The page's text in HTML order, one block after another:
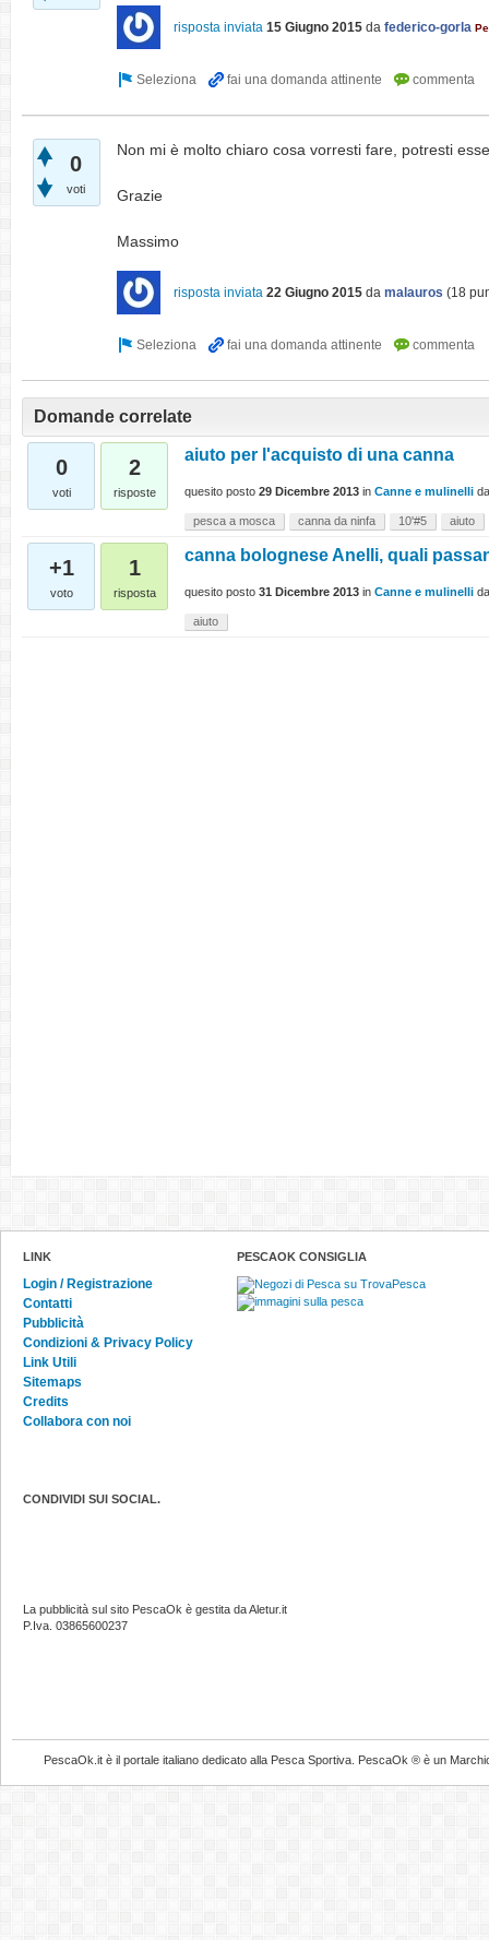
risposta inviata 15 Giugno 2015 da federico-gorla
0
voti
Non mi è molto chiaro cosa vorresti fare, potresti
Grazie
Massimo
risposta inviata 22 Giugno 2015 da malauros (18
Domande correlate
0
voti
2
risposte
aiuto per l'acquisto di una canna
quesito posto 29 Dicembre 2013 in Canne e mulinelli
pesca a mosca canna da ninfa 10'#5 aiuto
+1
voto
1
risposta
canna bolognese Anelli, quali
quesito posto 31 Dicembre 2013 in Canne e mulinelli
aiuto
LINK
Login / Registrazione
Contatti
Pubblicità
Condizioni & Privacy Policy
Link Utili
Sitemaps
Credits
Collabora con noi
PESCAOK CONSIGLIA
CONDIVIDI SUI SOCIAL.
La pubblicità sul sito PescaOk è gestita da Aletur.it
P.Iva. 03865600237
PescaOk.it è il portale italiano dedicato alla Pesca Sportiva. PescaOk ® è un